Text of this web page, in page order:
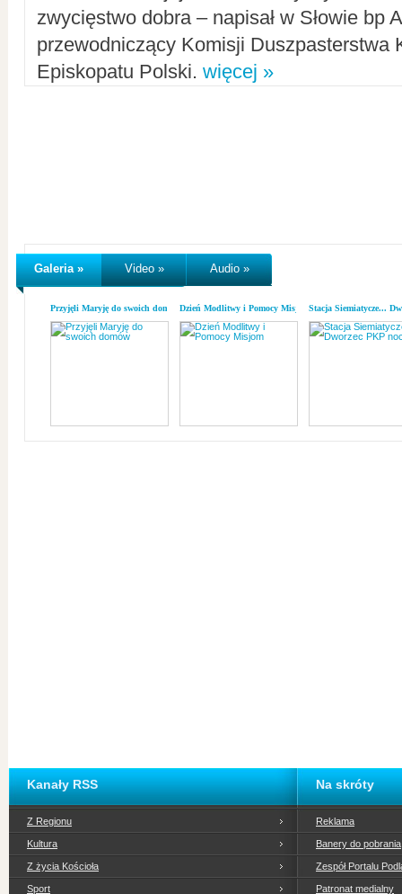
zwycięstwo dobra – napisał w Słowie bp
przewodniczący Komisji Duszpasterstwa
Episkopatu Polski. więcej »
Galeria » Video » Audio »
Przyjęli Maryję do swoich domówDzień Modlitwy i Pomocy MisjomStacja Siemiatycze...
Kanały RSS
Z Regionu
Kultura
Z życia Kościoła
Sport
Na skróty
Reklama
Banery do pobrania
Zespół Portalu
Patronat medialny